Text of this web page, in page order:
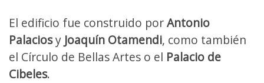
El edificio fue construido porAntonio
Palaciosy Joaquín Otamendi, como también
el Círculo de Bellas Artes o el Palacio de
Cibeles.